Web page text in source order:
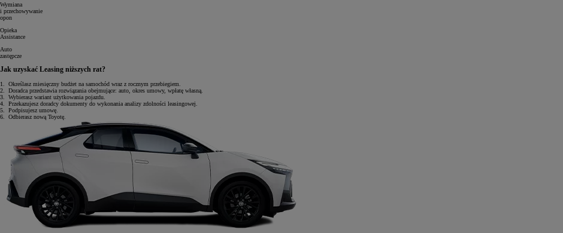
Wymiana
i przechowywanie
opon
Opieka
Assistance
Auto
zastępcze
Jak uzyskać Leasing niższych rat?
1.
Określasz miesięczny budżet na samochód wraz z rocznym przebiegiem.
2.
Doradca przedstawia rozwiązania obejmujące: auto, okres umowy, wpłatę własną.
3.
Wybierasz wariant użytkowania pojazdu.
4.
Przekazujesz doradcy dokumenty do wykonania analizy zdolności leasingowej.
5.
Podpisujesz umowę.
6.
Odbierasz nową Toyotę.